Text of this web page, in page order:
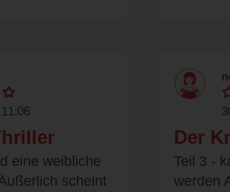
eine weibliche
scheint
Der
Teil 3 -
werden